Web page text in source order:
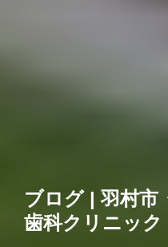
ブログ | 羽村市
歯科クリニック